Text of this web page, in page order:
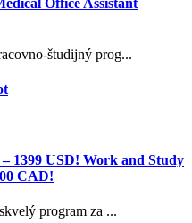
študijný prog...
1399 USD! Work and Study
CAD!
program za ...